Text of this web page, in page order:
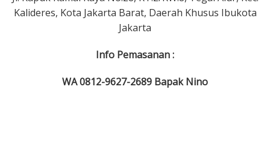
Kalideres, Kota Jakarta Barat, Daerah Khusus Ibukota
Jakarta
Info Pemasanan :
WA 0812-9627-2689 Bapak Nino